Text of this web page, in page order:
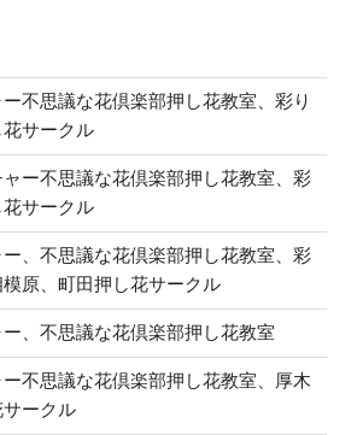
不思議な花倶楽部押し花教室、彩り
サークル
ー不思議な花倶楽部押し花教室、彩
サークル
、不思議な花倶楽部押し花教室、彩
原、町田押し花サークル
、不思議な花倶楽部押し花教室
不思議な花倶楽部押し花教室、厚木
ークル